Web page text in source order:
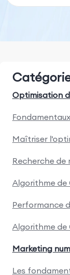
Optimisation
Maîtriser
Recherche
Algorithme de
Performance
Algorithme de
Marketing
Les